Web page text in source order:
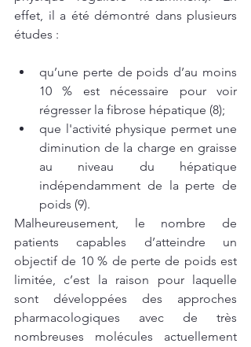
effet, il a été démontré dans plusieurs
études :
qu’une perte de poids d’au moins
10 % est nécessaire pour voir
régresser la fibrose hépatique (8);
que l'activité physique permet une
diminution de la charge en graisse
au niveau du hépatique
indépendamment de la perte de
poids (9).
Malheureusement, le nombre de
patients capables d’atteindre un
objectif de 10 % de perte de poids est
limitée, c’est la raison pour laquelle
sont développées des approches
pharmacologiques avec de très
nombreuses molécules actuellement